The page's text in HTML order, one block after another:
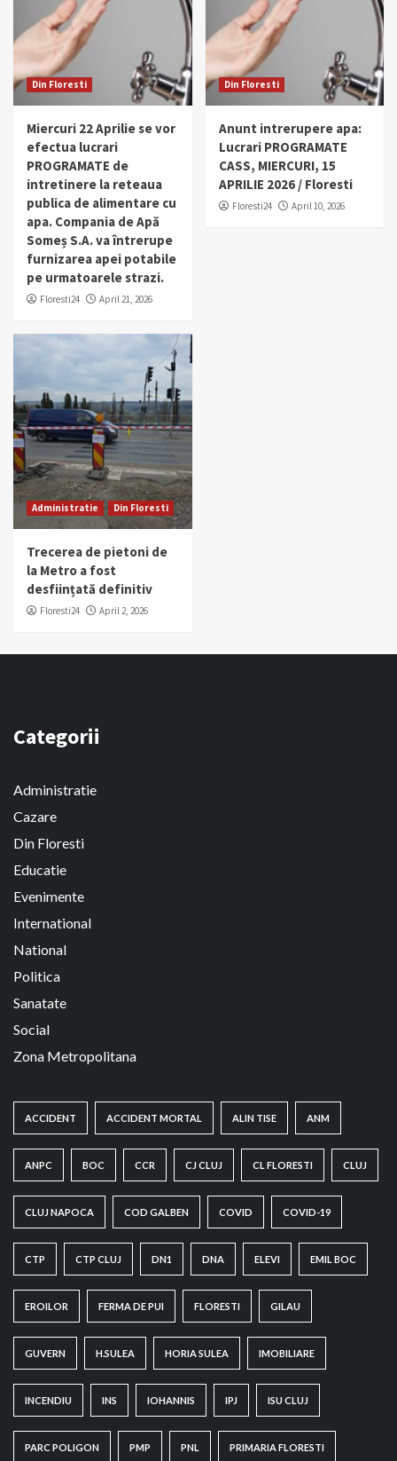
Din Floresti
Miercuri 22 Aprilie se vor
efectua lucrari
PROGRAMATE de
intretinere la reteaua
publica de alimentare cu
apa. Compania de Apă
Someș S.A. va întrerupe
furnizarea apei potabile
pe urmatoarele strazi.
Floresti24 April 21, 2026
Din Floresti
Anunt intrerupere apa:
Lucrari PROGRAMATE
CASS, MIERCURI, 15
APRILIE 2026 / Floresti
Floresti24 April 10, 2026
Administratie Din Floresti
Trecerea de pietoni de
la Metro a fost
desființată definitiv
Floresti24 April 2, 2026
Categorii
Administratie
Cazare
Din Floresti
Educatie
Evenimente
International
National
Politica
Sanatate
Social
Zona Metropolitana
ACCIDENT ACCIDENT MORTAL ALIN TISE ANM
ANPC BOC CCR CJ CLUJ CL FLORESTI CLUJ
CLUJ NAPOCA COD GALBEN COVID COVID-19
CTP CTP CLUJ DN1 DNA ELEVI EMIL BOC
EROILOR FERMA DE PUI FLORESTI GILAU
GUVERN H.SULEA HORIA SULEA IMOBILIARE
INCENDIU INS IOHANNIS IPJ ISU CLUJ
PARC POLIGON PMP PNL PRIMARIA FLORESTI